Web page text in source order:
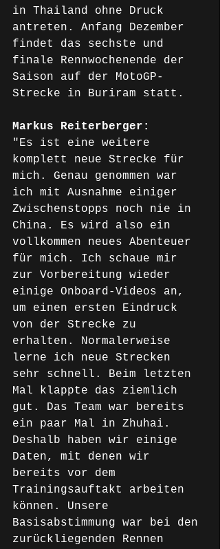
in Thailand ohne Druck
antreten. Anfang Dezember
findet das sechste und
finale Rennwochenende der
Saison auf der MotoGP-
Strecke in Buriram statt.
Markus Reiterberger:
"Es ist eine weitere
komplett neue Strecke für
mich. Genau genommen war
ich mit Ausnahme einiger
Zwischenstopps noch nie in
China. Es wird also ein
vollkommen neues Abenteuer
für mich. Ich schaue mir
zur Vorbereitung wieder
einige Onboard-Videos an,
um einen ersten Eindruck
von der Strecke zu
erhalten. Normalerweise
lerne ich neue Strecken
sehr schnell. Beim letzten
Mal klappte das ziemlich
gut. Das Team war bereits
ein paar Mal in Zhuhai.
Deshalb haben wir einige
Daten, mit denen wir
bereits vor dem
Trainingsauftakt arbeiten
können. Unsere
Basisabstimmung war bei den
zurückliegenden Rennen